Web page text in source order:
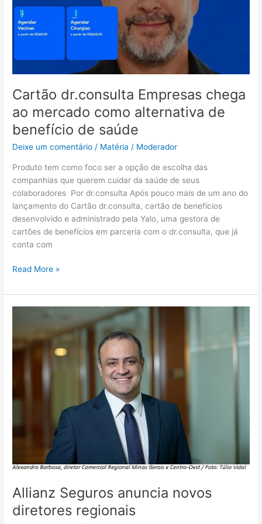
Cartão dr.consulta Empresas chega
ao mercado como alternativa de
benefício de saúde
Deixe um comentário / Matéria / Moderador
Produto tem como foco ser a opção de escolha das
companhias que querem cuidar da saúde de seus
colaboradores Por dr.consulta Após pouco mais de um ano do
lançamento do Cartão dr.consulta, cartão de benefícios
desenvolvido e administrado pela Yalo, uma gestora de
cartões de benefícios em parceria com o dr.consulta, que já
conta com
de
benefício
de
Read More »
Allianz Seguros anuncia novos
diretores regionais
anuncia
novos
diretores